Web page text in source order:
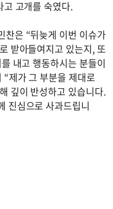
고개를 숙였다.
찬은 “뒤늦게 이번 이슈가
받아들여지고 있는지, 또
내고 행동하시는 분들이
제가 그 부분을 제대로
깊이 반성하고 있습니다.
진심으로 사과드립니